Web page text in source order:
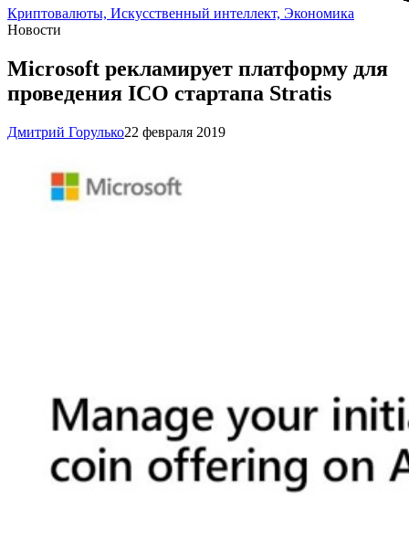
Криптовалюты, Искусственный интеллект, Экономика
Новости
Microsoft рекламирует платформу для
проведения ICO стартапа Stratis
Дмитрий Горулько22 февраля 2019